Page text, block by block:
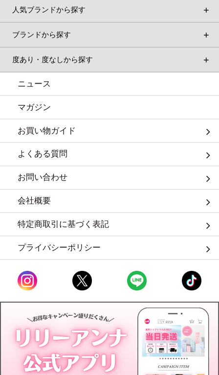
人気ブランドから探す
ブランドから探す
度あり・度なしから探す
ニュース
マガジン
お買い物ガイド
よくある質問
お問い合わせ
会社概要
特定商取引に基づく表記
プライバシーポリシー